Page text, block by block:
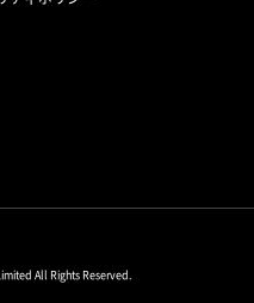
All Rights Reserved.